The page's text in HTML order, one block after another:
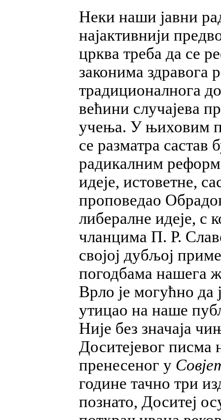
Неки наши јавни
најактивнији
црква треба да се
законима здравога
традиционалнога
већини случајева
учења. У њиховим
се разматра састав
радикалним
идеје, истоветне,
проповедао
либералне идеје, с
чланцима П. Р.
својој дубљој
погодбама нашега
Врло је могућно да
утицао на наше
Није без значаја
Доситејевог
пренесеног у
године тачно три
познато, Доситеј